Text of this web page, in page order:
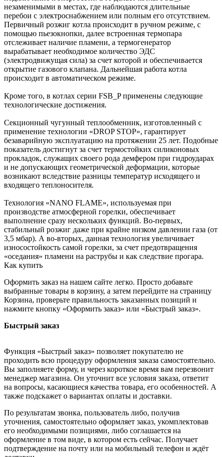
незаменимыми в местах, где наблюдаются длительные
перебои с электроснабжением или полным его отсутствием.
Первичный розжиг котла происходит в ручном режиме, с
помощью пьезокнопки, далее встроенная термопара
отслеживает наличие пламени, а термогенератор
вырабатывает необходимое количество ЭДС
(электродвижущая сила) за счет которой и обеспечивается
открытие газового клапана. Дальнейшая работа котла
происходит в автоматическом режиме.
Кроме того, в котлах серии FSB_P применены следующие
технологические достижения.
Секционный чугунный теплообменник, изготовленный с
применение технологии «DROP STOP», гарантирует
безаварийную эксплуатацию на протяжении 25 лет. Подобные
показатель достигнут за счет термостойких силиконовых
прокладок, служащих своего рода демфером при гидроударах
и не допускающих геометрической деформации, которые
возникают вследствие разницы температур исходящего и
входящего теплоносителя.
Технология «NANO FLAME», используемая при
производстве атмосферной горелки, обеспечивает
выполнение сразу нескольких функций. Во-первых,
стабильный розжиг даже при крайне низком давлении газа (от
3,5 мбар). А во-вторых, данная технология увеличивает
износостойкость самой горелки, за счет предотвращения
«оседания» пламени на раструбы и как следствие прогара.
Как купить
Оформить заказ на нашем сайте легко. Просто добавьте
выбранные товары в корзину, а затем перейдите на страницу
Корзина, проверьте правильность заказанных позиций и
нажмите кнопку «Оформить заказ» или «Быстрый заказ».
Быстрый заказ
Функция «Быстрый заказ» позволяет покупателю не
проходить всю процедуру оформления заказа самостоятельно.
Вы заполняете форму, и через короткое время вам перезвонит
менеджер магазина. Он уточнит все условия заказа, ответит
на вопросы, касающиеся качества товара, его особенностей. А
также подскажет о вариантах оплаты и доставки.
По результатам звонка, пользователь либо, получив
уточнения, самостоятельно оформляет заказ, укомплектовав
его необходимыми позициями, либо соглашается на
оформление в том виде, в котором есть сейчас. Получает
подтверждение на почту или на мобильный телефон и ждёт